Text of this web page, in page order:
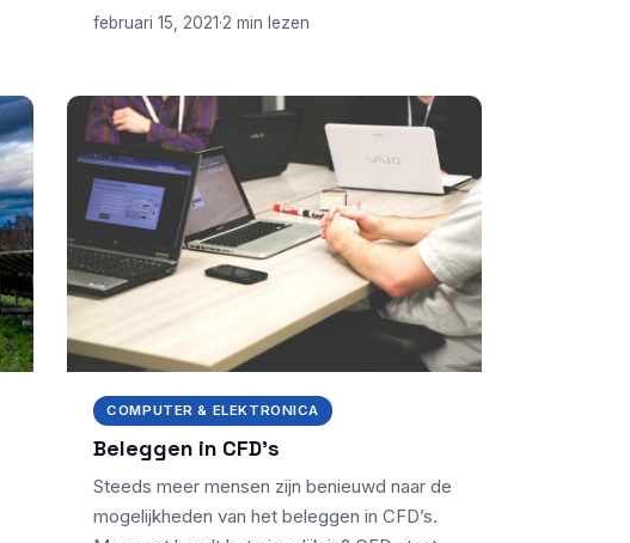
februari 15, 2021·2 min lezen
COMPUTER & ELEKTRONICA
Beleggen in CFD’s
Steeds meer mensen zijn benieuwd naar de
mogelijkheden van het beleggen in CFD’s.